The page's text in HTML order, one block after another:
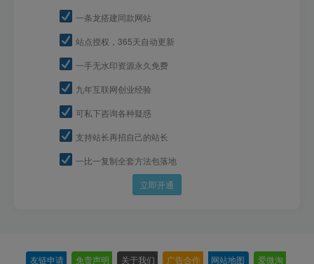
一条龙搭建同款网站
站点授权，365天自动更新
一手无水印资源永久免费
九年互联网创业经验
可私下咨询各种疑惑
支持站长再招自己的站长
一比一复制全套方法包落地
立即开通
友链申请 免责声明 关于我们 广告合作 网站地图 爱微淘